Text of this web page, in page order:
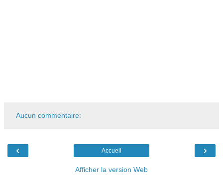
Aucun commentaire:
‹ ›
Accueil
Afficher la version Web